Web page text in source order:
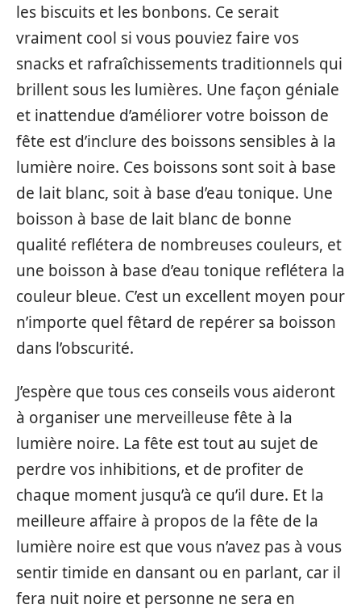
les biscuits et les bonbons. Ce serait
vraiment cool si vous pouviez faire vos
snacks et rafraîchissements traditionnels qui
brillent sous les lumières. Une façon géniale
et inattendue d’améliorer votre boisson de
fête est d’inclure des boissons sensibles à la
lumière noire. Ces boissons sont soit à base
de lait blanc, soit à base d’eau tonique. Une
boisson à base de lait blanc de bonne
qualité reflétera de nombreuses couleurs, et
une boisson à base d’eau tonique reflétera la
couleur bleue. C’est un excellent moyen pour
n’importe quel fêtard de repérer sa boisson
dans l’obscurité.
J’espère que tous ces conseils vous aideront
à organiser une merveilleuse fête à la
lumière noire. La fête est tout au sujet de
perdre vos inhibitions, et de profiter de
chaque moment jusqu’à ce qu’il dure. Et la
meilleure affaire à propos de la fête de la
lumière noire est que vous n’avez pas à vous
sentir timide en dansant ou en parlant, car il
fera nuit noire et personne ne sera en